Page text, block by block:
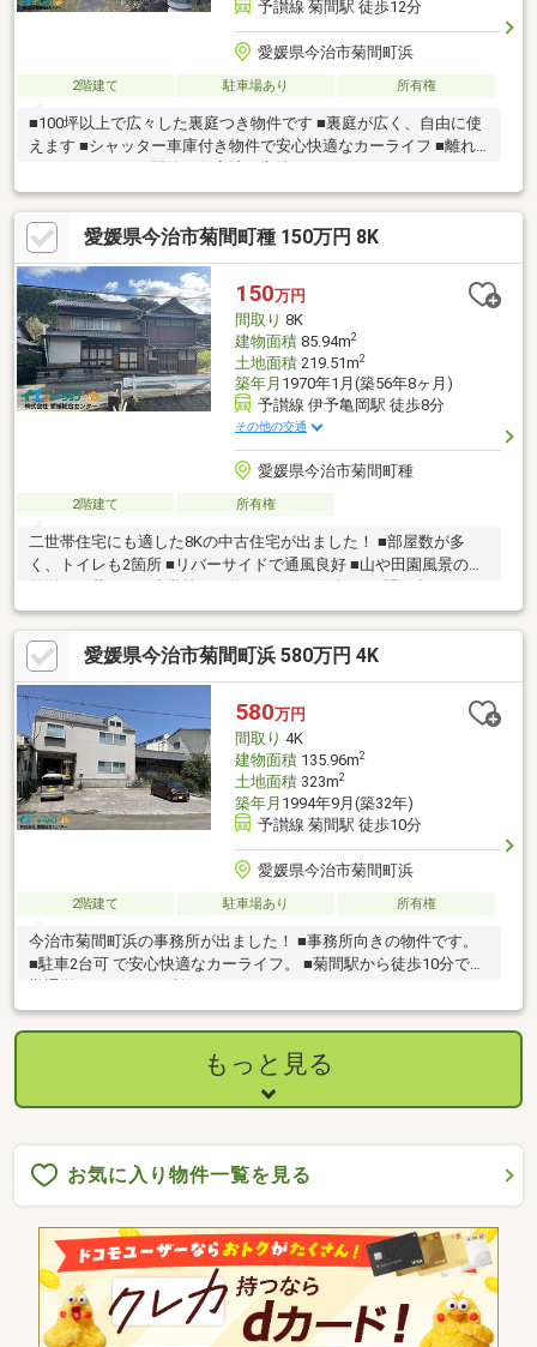
予讃線 菊間駅 徒歩12分
愛媛県今治市菊間町浜
2階建て 駐車場あり 所有権
■100坪以上で広々した裏庭つき物件です ■裏庭が広く、自由に使
えます ■シャッター車庫付き物件で安心快適なカーライフ ■離れ
がついています ■閑静な住宅地に立地です
愛媛県今治市菊間町種 150万円 8K
150万円
間取り 8K
建物面積85.94m2
土地面積219.51m2
築年月 1970年1月(築56年8ヶ月)
予讃線 伊予亀岡駅 徒歩8分
その他の交通
愛媛県今治市菊間町種
2階建て 所有権
二世帯住宅にも適した8Kの中古住宅が出ました！ ■部屋数が多
く、トイレも2箇所 ■リバーサイドで通風良好 ■山や田園風景の自
ださい♪
愛媛県今治市菊間町浜 580万円 4K
580万円
間取り 4K
建物面積135.96m2
土地面積323m2
築年月 1994年9月(築32年)
予讃線 菊間駅 徒歩10分
愛媛県今治市菊間町浜
2階建て 駐車場あり 所有権
今治市菊間町浜の事務所が出ました！ ■事務所向きの物件です。
■駐車2台可 で安心快適なカーライフ。 ■菊間駅から徒歩10分で通
勤通学にはとても便利です。
もっと見る
お気に入り物件一覧を見る